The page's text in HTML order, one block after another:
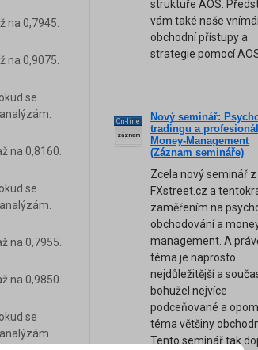
na 0,7945.
na 0,9075.
se
na 0,8160.
se
na 0,7955.
na 0,9850.
se
struktuře AOS.
vám také naše
obchodní přístupy a
strategie pomocí
On-line
záznam
Nový seminář:
tradingu a
Money-Management
(Záznam semináře)
Zcela nový seminář
FXstreet.cz a
zaměřením na
obchodování a
management. A
téma je naprosto
nejdůležitější a
bohužel nejvíce
podceňované a
téma většiny
Tento seminář tak